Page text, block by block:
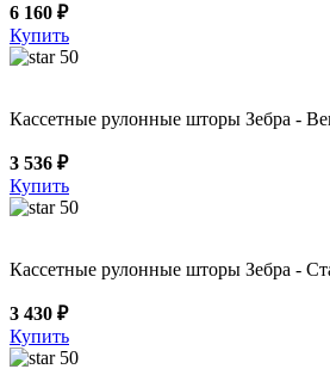
6 160 ₽
Купить
50
Кассетные рулонные шторы Зебра -
3 536 ₽
Купить
50
Кассетные рулонные шторы Зебра -
3 430 ₽
Купить
50